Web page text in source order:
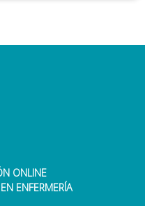
ONLINE
ENFERMERÍA